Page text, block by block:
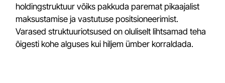
holdingstruktuur võiks pakkuda paremat pikaajalist
maksustamise ja vastutuse positsioneerimist.
Varased struktuuriotsused on oluliselt lihtsamad teha
õigesti kohe alguses kui hiljem ümber korraldada.